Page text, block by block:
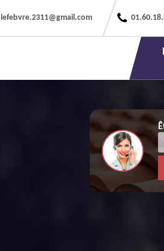
lefebvre.2311@gmail.com